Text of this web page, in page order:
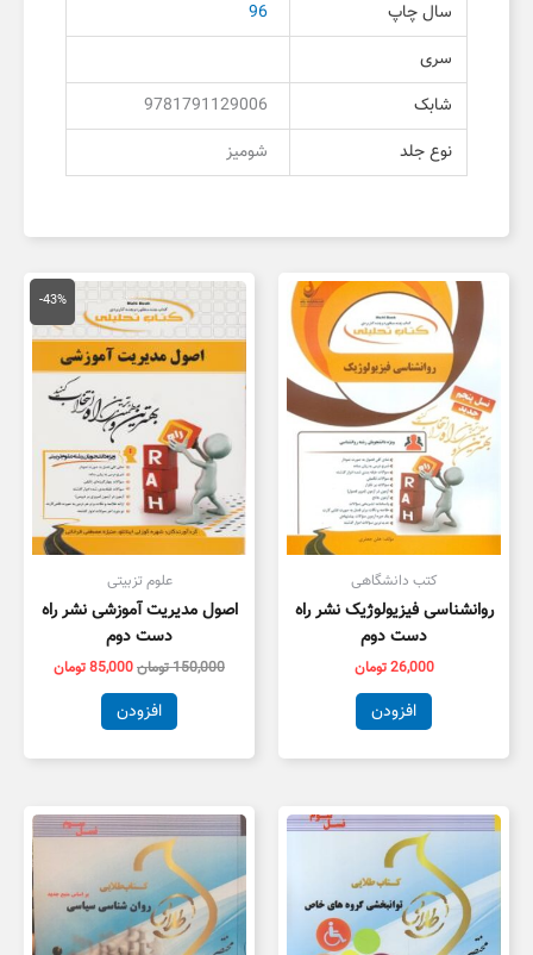
سال چاپ
96
سری
شابک
9781791129006
نوع جلد
شومیز
کتب دانشگاهی
روانشناسی فیزیولوژیک نشر راه
دست دوم
26,000تومان
افزودن
-43%
علوم تزبیتی
اصول مدیریت آموزشی نشر راه
دست دوم
150,000تومان
قیمت
اصلی
150,000 تومان
بود.
85,000تومان
قیمت
فعلی
است.
افزودن